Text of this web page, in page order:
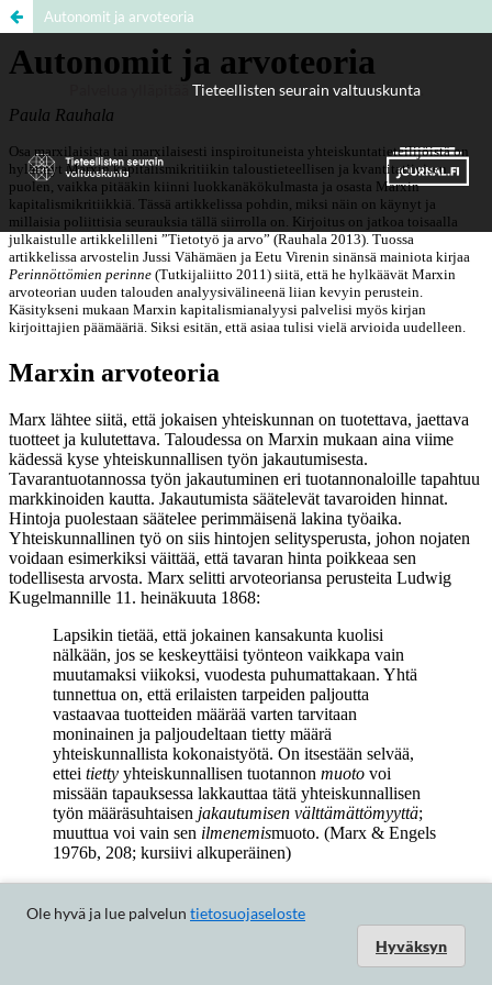
Autonomit ja arvoteoria
Ole hyvä ja lue palvelun tietosuojaseloste
Hyväksyn
Tieteellisten seurain valtuuskunta.